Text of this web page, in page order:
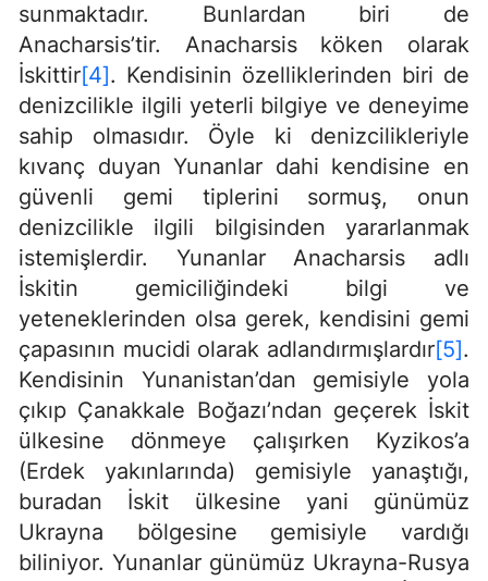
sunmaktadır. Bunlardan biri de
Anacharsis’tir. Anacharsis köken olarak
İskittir[4]. Kendisinin özelliklerinden biri de
denizcilikle ilgili yeterli bilgiye ve deneyime
sahip olmasıdır. Öyle ki denizcilikleriyle
kıvanç duyan Yunanlar dahi kendisine en
güvenli gemi tiplerini sormuş, onun
denizcilikle ilgili bilgisinden yararlanmak
istemişlerdir. Yunanlar Anacharsis adlı
İskitin gemiciliğindeki bilgi ve
yeteneklerinden olsa gerek, kendisini gemi
çapasının mucidi olarak adlandırmışlardır[5].
Kendisinin Yunanistan’dan gemisiyle yola
çıkıp Çanakkale Boğazı’ndan geçerek İskit
ülkesine dönmeye çalışırken Kyzikos’a
(Erdek yakınlarında) gemisiyle yanaştığı,
buradan İskit ülkesine yani günümüz
Ukrayna bölgesine gemisiyle vardığı
biliniyor. Yunanlar günümüz Ukrayna-Rusya